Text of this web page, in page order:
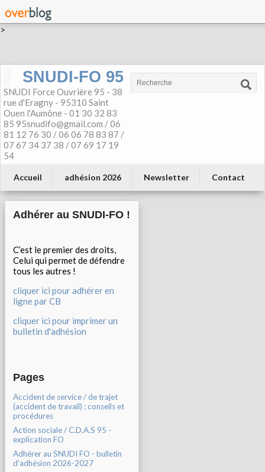
>
SNUDI-FO 95
SNUDI Force Ouvrière 95 - 38
rue d'Eragny - 95310 Saint
Ouen l'Aumône - 01 30 32 83
85 95snudifo@gmail.com / 06
81 12 76 30 / 06 06 78 83 87 /
07 67 34 37 38 / 07 69 17 19
54
Accueil adhésion 2026 Newsletter Contact
Adhérer au SNUDI-FO !
C’est le premier des droits,
Celui qui permet de défendre
tous les autres !
cliquer ici pour adhérer en
ligne par CB
cliquer ici pour imprimer un
bulletin d'adhésion
Pages
Accident de service / de trajet
(accident de travail) : conseils et
procédures
Action sociale / C.D.A.S 95 -
explication FO
Adhérer au SNUDI FO - bulletin
d'adhésion 2026-2027